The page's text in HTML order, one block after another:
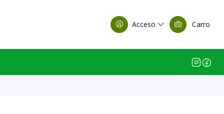
Acceso Carro